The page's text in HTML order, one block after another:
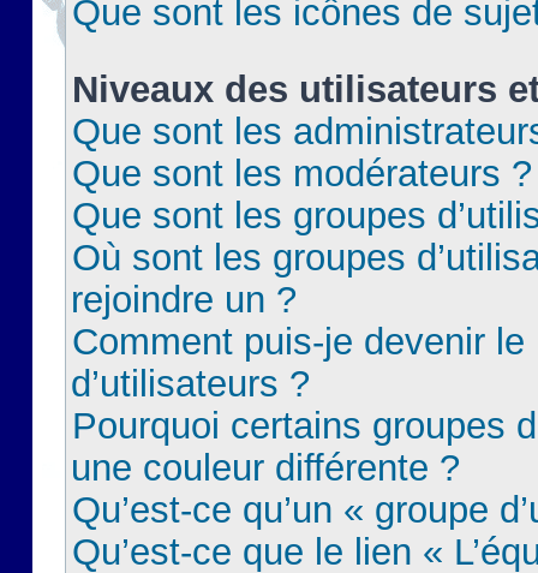
Que sont les icônes de
Niveaux des utilisateurs
Que sont les
Que sont les modérateurs ?
Que sont les groupes
Où sont les groupes
rejoindre un ?
Comment puis-je devenir le
d’utilisateurs ?
Pourquoi certains groupes
une couleur différente ?
Qu’est-ce qu’un « groupe
Qu’est-ce que le lien «